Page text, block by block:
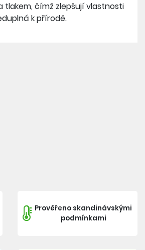
tlakem, čímž zlepšují vlastnosti
k přírodě.
Prověřeno skandinávskými
podmínkami